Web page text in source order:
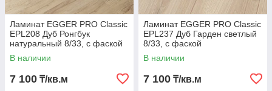
Ламинат EGGER PRO Classic
EPL208 Дуб Ронгбук
натуральный 8/33, с фаской
В наличии
7 100 ₸/кв.м
Ламинат EGGER PRO Classic
EPL237 Дуб Гарден светлый
8/33, с фаской
В наличии
7 100 ₸/кв.м